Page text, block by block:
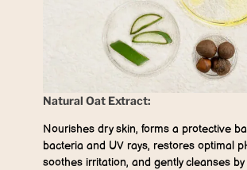
Natural Oat Extract:
Nourishes dry skin, forms a protective
bacteria and UV rays, restores optimal
soothes irritation, and gently cleanses by